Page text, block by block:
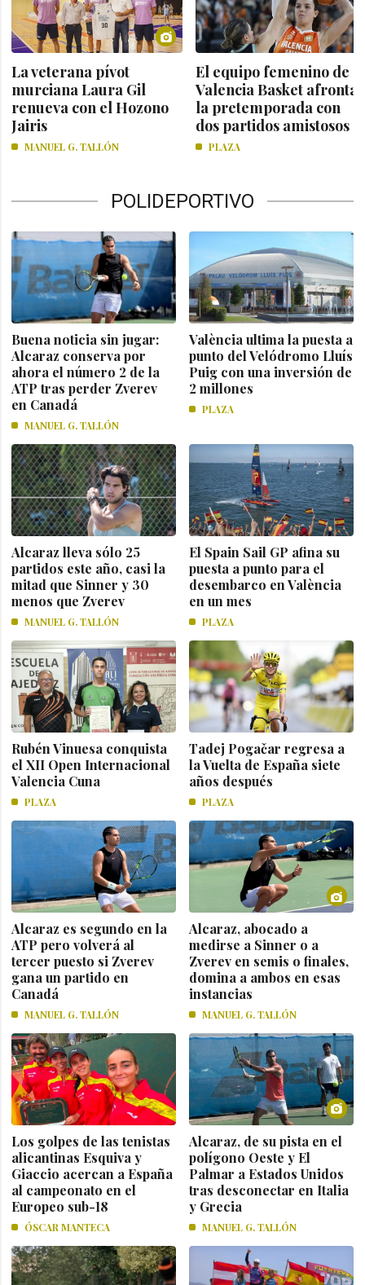
La veterana pívot
murciana Laura Gil
renueva con el Hozono
Jairis
MANUEL G. TALLÓN
El equipo femenino de
Valencia Basket afronta
la pretemporada con
dos partidos amistosos
PLAZA
POLIDEPORTIVO
Buena noticia sin jugar:
Alcaraz conserva por
ahora el número 2 de la
ATP tras perder Zverev
en Canadá
MANUEL G. TALLÓN
València ultima la puesta a
punto del Velódromo Lluís
Puig con una inversión de
2 millones
PLAZA
Alcaraz lleva sólo 25
partidos este año, casi la
mitad que Sinner y 30
menos que Zverev
MANUEL G. TALLÓN
El Spain Sail GP afina su
puesta a punto para el
desembarco en València
en un mes
PLAZA
Rubén Vinuesa conquista
el XII Open Internacional
Valencia Cuna
PLAZA
Tadej Pogačar regresa a
la Vuelta de España siete
años después
PLAZA
Alcaraz es segundo en la
ATP pero volverá al
tercer puesto si Zverev
gana un partido en
Canadá
MANUEL G. TALLÓN
Alcaraz, abocado a
medirse a Sinner o a
Zverev en semis o finales,
domina a ambos en esas
instancias
MANUEL G. TALLÓN
Los golpes de las tenistas
alicantinas Esquiva y
Giaccio acercan a España
al campeonato en el
Europeo sub-18
ÓSCAR MANTECA
Alcaraz, de su pista en el
polígono Oeste y El
Palmar a Estados Unidos
tras desconectar en Italia
y Grecia
MANUEL G. TALLÓN